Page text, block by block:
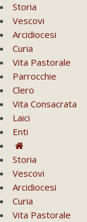
Storia
Vescovi
Arcidiocesi
Curia
Vita Pastorale
Parrocchie
Clero
Vita Consacrata
Laici
Enti
Storia
Vescovi
Arcidiocesi
Curia
Vita Pastorale